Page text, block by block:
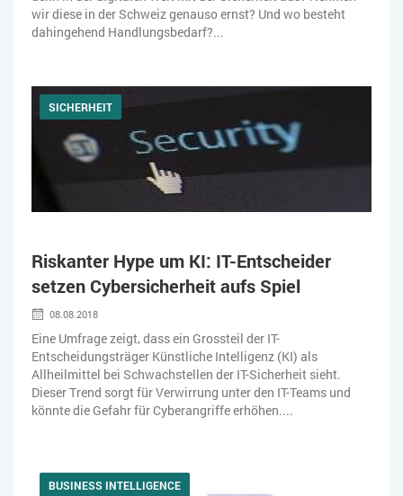
wir diese in der Schweiz genauso ernst? Und wo besteht
dahingehend Handlungsbedarf?...
SICHERHEIT
Riskanter Hype um KI: IT-Entscheider
setzen Cybersicherheit aufs Spiel
08.08.2018
Eine Umfrage zeigt, dass ein Grossteil der IT-
Entscheidungsträger Künstliche Intelligenz (KI) als
Allheilmittel bei Schwachstellen der IT-Sicherheit sieht.
Dieser Trend sorgt für Verwirrung unter den IT-Teams und
könnte die Gefahr für Cyberangriffe erhöhen....
BUSINESS INTELLIGENCE